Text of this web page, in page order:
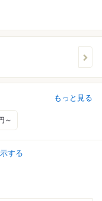
もっと見る
～
する